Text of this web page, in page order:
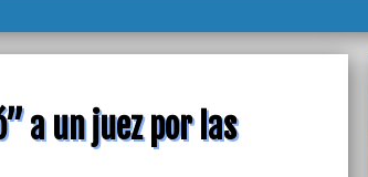
a un juez por las